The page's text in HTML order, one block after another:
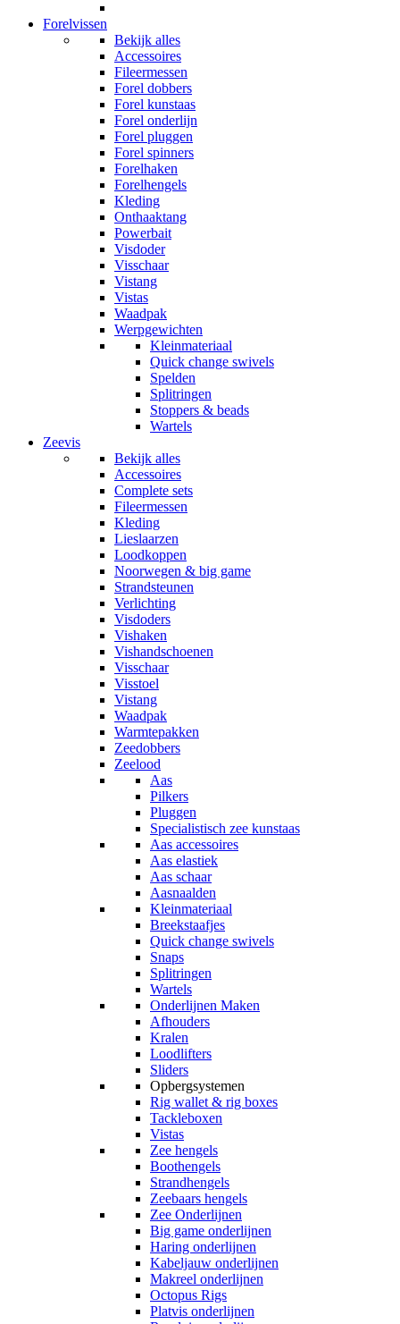
Forelvissen
Bekijk alles
Accessoires
Fileermessen
Forel dobbers
Forel kunstaas
Forel onderlijn
Forel pluggen
Forel spinners
Forelhaken
Forelhengels
Kleding
Onthaaktang
Powerbait
Visdoder
Visschaar
Vistang
Vistas
Waadpak
Werpgewichten
Kleinmateriaal
Quick change swivels
Spelden
Splitringen
Stoppers & beads
Wartels
Zeevis
Bekijk alles
Accessoires
Complete sets
Fileermessen
Kleding
Lieslaarzen
Loodkoppen
Noorwegen & big game
Strandsteunen
Verlichting
Visdoders
Vishaken
Vishandschoenen
Visschaar
Visstoel
Vistang
Waadpak
Warmtepakken
Zeedobbers
Zeelood
Aas
Pilkers
Pluggen
Specialistisch zee kunstaas
Aas accessoires
Aas elastiek
Aas schaar
Aasnaalden
Kleinmateriaal
Breekstaafjes
Quick change swivels
Snaps
Splitringen
Wartels
Onderlijnen Maken
Afhouders
Kralen
Loodlifters
Sliders
Opbergsystemen
Rig wallet & rig boxes
Tackleboxen
Vistas
Zee hengels
Boothengels
Strandhengels
Zeebaars hengels
Zee Onderlijnen
Big game onderlijnen
Haring onderlijnen
Kabeljauw onderlijnen
Makreel onderlijnen
Octopus Rigs
Platvis onderlijnen